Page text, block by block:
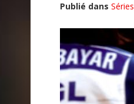
Publié dans Séries